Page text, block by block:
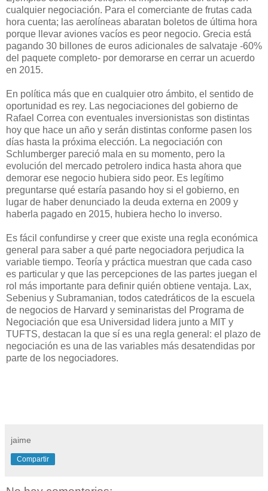
cualquier negociación. Para el comerciante de frutas cada
hora cuenta; las aerolíneas abaratan boletos de última hora
porque llevar aviones vacíos es peor negocio. Grecia está
pagando 30 billones de euros adicionales de salvataje -60%
del paquete completo- por demorarse en cerrar un acuerdo
en 2015.
En política más que en cualquier otro ámbito, el sentido de
oportunidad es rey. Las negociaciones del gobierno de
Rafael Correa con eventuales inversionistas son distintas
hoy que hace un año y serán distintas conforme pasen los
días hasta la próxima elección. La negociación con
Schlumberger pareció mala en su momento, pero la
evolución del mercado petrolero indica hasta ahora que
demorar ese negocio hubiera sido peor. Es legítimo
preguntarse qué estaría pasando hoy si el gobierno, en
lugar de haber denunciado la deuda externa en 2009 y
haberla pagado en 2015, hubiera hecho lo inverso.
Es fácil confundirse y creer que existe una regla económica
general para saber a qué parte negociadora perjudica la
variable tiempo. Teoría y práctica muestran que cada caso
es particular y que las percepciones de las partes juegan el
rol más importante para definir quién obtiene ventaja. Lax,
Sebenius y Subramanian, todos catedráticos de la escuela
de negocios de Harvard y seminaristas del Programa de
Negociación que esa Universidad lidera junto a MIT y
TUFTS, destacan la que sí es una regla general: el plazo de
negociación es una de las variables más desatendidas por
parte de los negociadores.
jaime
Compartir